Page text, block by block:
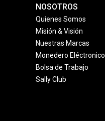
NOSOTROS
Quienes Somos
Misión & Visión
Nuestras Marcas
Monedero Eléctronico
Bolsa de Trabajo
Sally Club